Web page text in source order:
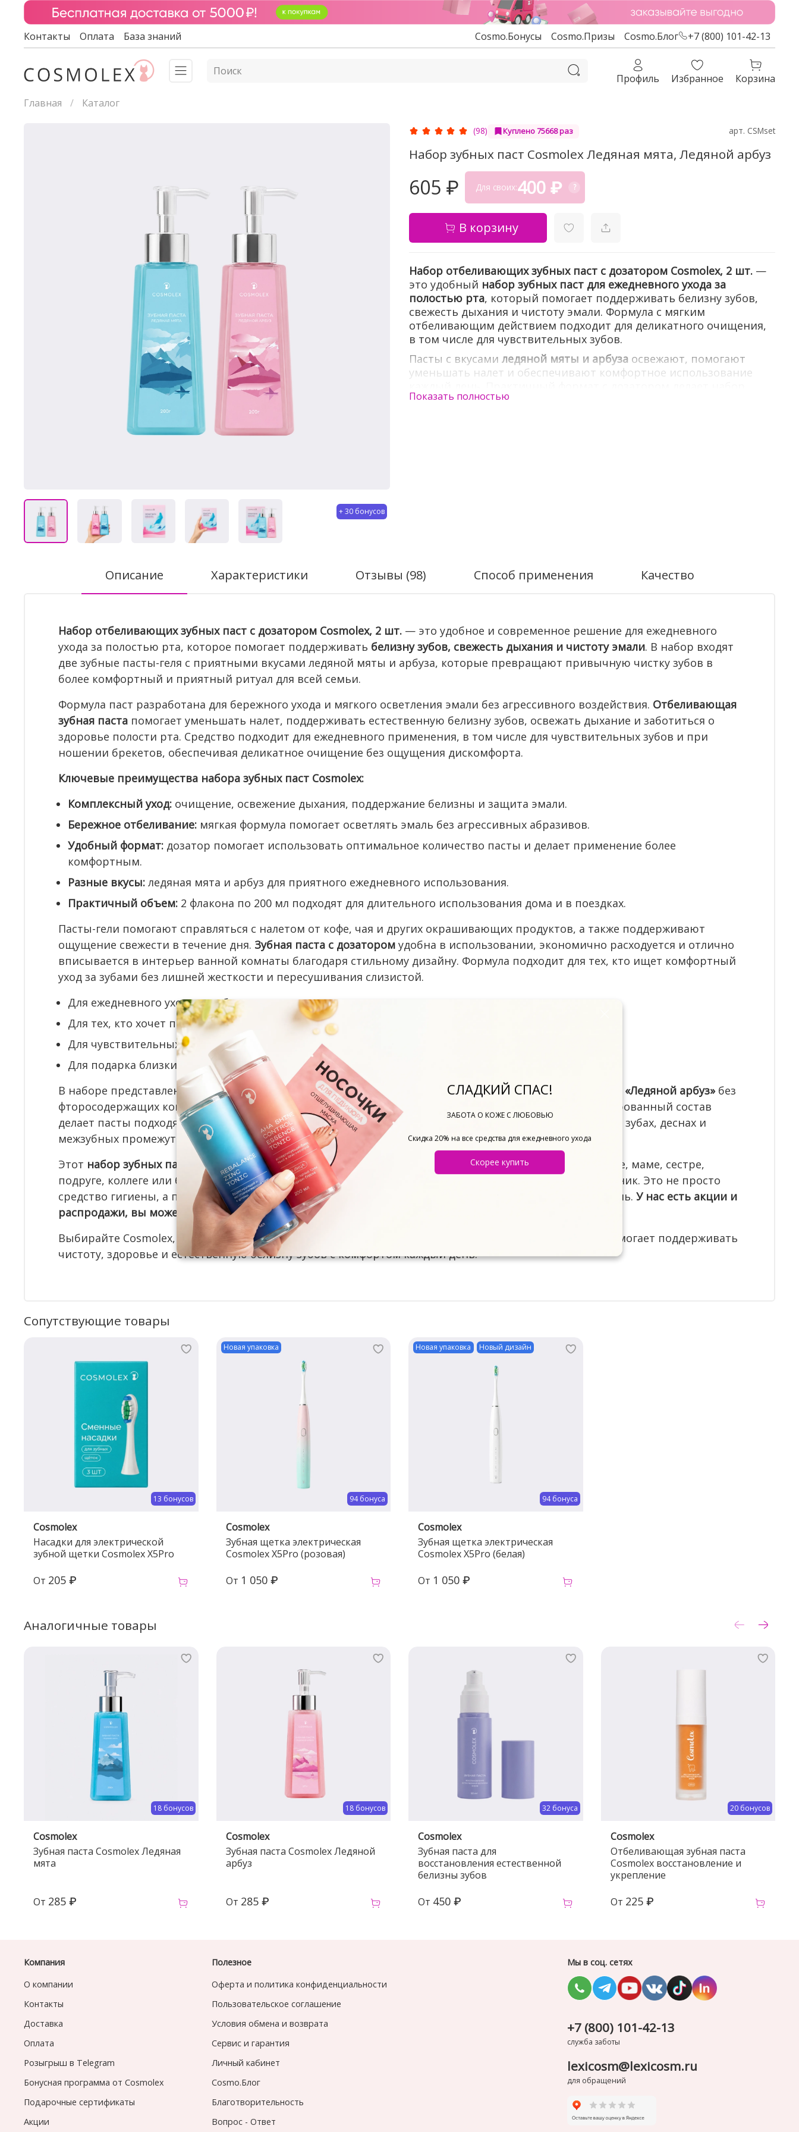
Контакты Оплата База знаний Cosmo.Бонусы Cosmo.Призы Cosmo.Блог +7 (800) 101-42-13
Профиль Избранное
Корзина
Главная
Каталог
+ 30 бонусов
(98) Куплено 75668 раз арт. CSMset
Набор зубных паст Cosmolex Ледяная мята, Ледяной арбуз
605 ₽ Для своих:400 ₽ ?
В корзину
Набор отбеливающих зубных паст с дозатором Cosmolex, 2 шт. —
это удобный набор зубных паст для ежедневного ухода за
полостью рта, который помогает поддерживать белизну зубов,
свежесть дыхания и чистоту эмали. Формула с мягким
отбеливающим действием подходит для деликатного очищения,
в том числе для чувствительных зубов.
Пасты с вкусами ледяной мяты и арбуза освежают, помогают
уменьшать налет и обеспечивают комфортное использование
Cosmolex удобным для дома, поездок и всей семьи.
Показать полностью
Описание Характеристики Отзывы (98) Способ применения Качество
Набор отбеливающих зубных паст с дозатором Cosmolex, 2 шт. — это удобное и современное решение для ежедневного
ухода за полостью рта, которое помогает поддерживать белизну зубов, свежесть дыхания и чистоту эмали. В набор входят
две зубные пасты-геля с приятными вкусами ледяной мяты и арбуза, которые превращают привычную чистку зубов в
более комфортный и приятный ритуал для всей семьи.
Формула паст разработана для бережного ухода и мягкого осветления эмали без агрессивного воздействия. Отбеливающая
зубная паста помогает уменьшать налет, поддерживать естественную белизну зубов, освежать дыхание и заботиться о
здоровье полости рта. Средство подходит для ежедневного применения, в том числе для чувствительных зубов и при
ношении брекетов, обеспечивая деликатное очищение без ощущения дискомфорта.
Ключевые преимущества набора зубных паст Cosmolex:
Комплексный уход: очищение, освежение дыхания, поддержание белизны и защита эмали.
Бережное отбеливание: мягкая формула помогает осветлять эмаль без агрессивных абразивов.
Удобный формат: дозатор помогает использовать оптимальное количество пасты и делает применение более
комфортным.
Разные вкусы: ледяная мята и арбуз для приятного ежедневного использования.
Практичный объем: 2 флакона по 200 мл подходят для длительного использования дома и в поездках.
Пасты-гели помогают справляться с налетом от кофе, чая и других окрашивающих продуктов, а также поддерживают
ощущение свежести в течение дня. Зубная паста с дозатором удобна в использовании, экономично расходуется и отлично
вписывается в интерьер ванной комнаты благодаря стильному дизайну. Формула подходит для тех, кто ищет комфортный
уход за зубами без лишней жесткости и пересушивания слизистой.
Для ежедневного ухода за зубами и полостью рта.
Для тех, кто хочет поддерживать белизну эмали и свежесть дыхания.
Для чувствительных зубов и деликатного очищения.
Для подарка близким, которые ценят практичные и полезные товары.
В наборе представлены две формулы:«Ледяная мята»с фторидом натрия для профилактики кариеса и «Ледяной арбуз»без
фторосодержащих компонентов для тех, кто предпочитает альтернативный вариант ухода. Сбалансированный состав
делает пасты подходящими для регулярного использования, а мягкое действие помогает заботиться о зубах, деснах и
межзубных промежутках каждый день.
Этот набор зубных паст в подарочной упаковкестанет полезным и стильным подарком девушке, жене, маме, сестре,
подруге, коллеге или близкому человеку на 8 марта, 14 февраля, день рождения и любой другой праздник. Это не просто
средство гигиены, а продуманный выбор в пользу комфорта, свежести и красивой улыбки каждый день. У нас есть акции и
распродажи, вы можете купить наши товары в подарок со скидкой!
Выбирайте Cosmolex, если хотите получить надежный
, который помогает поддерживать
чистоту, здоровье и естественную белизну зубов с комфортом каждый день.
Сопутствующие товары
13 бонусов
Cosmolex
Насадки для электрической
зубной щетки Cosmolex X5Prо
От 205 ₽
94 бонуса
Новая упаковка
Cosmolex
Зубная щетка электрическая
Cosmolex X5Prо (розовая)
От 1 050 ₽
94 бонуса
Новая упаковка Новый дизайн
Cosmolex
Зубная щетка электрическая
Cosmolex X5Prо (белая)
От 1 050 ₽
Аналогичные товары
18 бонусов
Cosmolex
Зубная паста Cosmolex Ледяная
мята
От 285 ₽
18 бонусов
Cosmolex
Зубная паста Cosmolex Ледяной
арбуз
От 285 ₽
32 бонуса
Cosmolex
Зубная паста для
восстановления естественной
белизны зубов
От 450 ₽
20 бонусов
Cosmolex
Отбеливающая зубная паста
Cosmolex восстановление и
укрепление
От 225 ₽
Компания
О компании
Контакты
Доставка
Оплата
Розыгрыш в Telegram
Бонусная программа от Cosmolex
Подарочные сертификаты
Акции
Полезное
Оферта и политика конфиденциальности
Пользовательское соглашение
Условия обмена и возврата
Сервис и гарантия
Личный кабинет
Cosmo.Блог
Благотворительность
Вопрос - Ответ
Мы в соц. сетях
+7 (800) 101-42-13
служба заботы
lexicosm@lexicosm.ru
для обращений
СЛАДКИЙ СПАС!
ЗАБОТА О КОЖЕ С ЛЮБОВЬЮ
Скидка 20% на все средства для ежедневного ухода
Скорее купить